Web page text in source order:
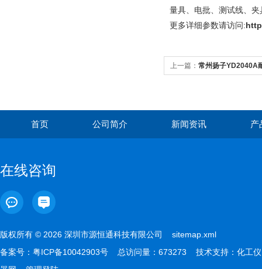
量具、电批、测试线、
更多详细参数请访问:
上一篇： 常州扬子YD2040A
首页 公司简介 新闻资讯 产
在线咨询
版权所有 © 2026 深圳市源恒通科技有限公司 sitemap.xml
备案号： 粤ICP备10042903号 总访问量：673273 技术支持： 化工仪